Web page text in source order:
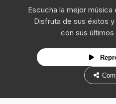
Escucha la mejor música
Disfruta de sus éxitos
con sus últimos